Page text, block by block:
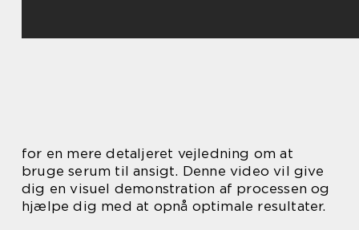
for en mere detaljeret vejledning om at
bruge serum til ansigt. Denne video vil give
dig en visuel demonstration af processen og
hjælpe dig med at opnå optimale resultater.